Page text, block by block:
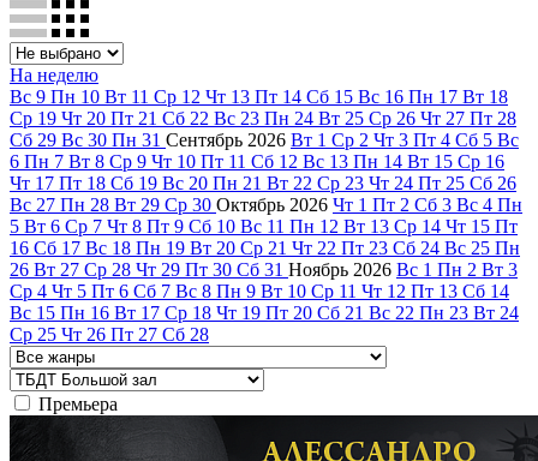
На неделю
Вс 9 Пн 10 Вт 11 Ср 12 Чт 13 Пт 14 Сб 15 Вс 16 Пн 17 Вт 18
Ср 19 Чт 20 Пт 21 Сб 22 Вс 23 Пн 24 Вт 25 Ср 26 Чт 27 Пт 28
Сб 29 Вс 30 Пн 31 Сентябрь 2026 Вт 1 Ср 2 Чт 3 Пт 4 Сб 5 Вс
6 Пн 7 Вт 8 Ср 9 Чт 10 Пт 11 Сб 12 Вс 13 Пн 14 Вт 15 Ср 16
Чт 17 Пт 18 Сб 19 Вс 20 Пн 21 Вт 22 Ср 23 Чт 24 Пт 25 Сб 26
Вс 27 Пн 28 Вт 29 Ср 30 Октябрь 2026 Чт 1 Пт 2 Сб 3 Вс 4 Пн
5 Вт 6 Ср 7 Чт 8 Пт 9 Сб 10 Вс 11 Пн 12 Вт 13 Ср 14 Чт 15 Пт
16 Сб 17 Вс 18 Пн 19 Вт 20 Ср 21 Чт 22 Пт 23 Сб 24 Вс 25 Пн
26 Вт 27 Ср 28 Чт 29 Пт 30 Сб 31 Ноябрь 2026 Вс 1 Пн 2 Вт 3
Ср 4 Чт 5 Пт 6 Сб 7 Вс 8 Пн 9 Вт 10 Ср 11 Чт 12 Пт 13 Сб 14
Вс 15 Пн 16 Вт 17 Ср 18 Чт 19 Пт 20 Сб 21 Вс 22 Пн 23 Вт 24
Ср 25 Чт 26 Пт 27 Сб 28
Премьера